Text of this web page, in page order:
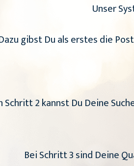
Unser
gibst Du als erstes die
Schritt 2 kannst Du Deine
Bei Schritt 3 sind Deine